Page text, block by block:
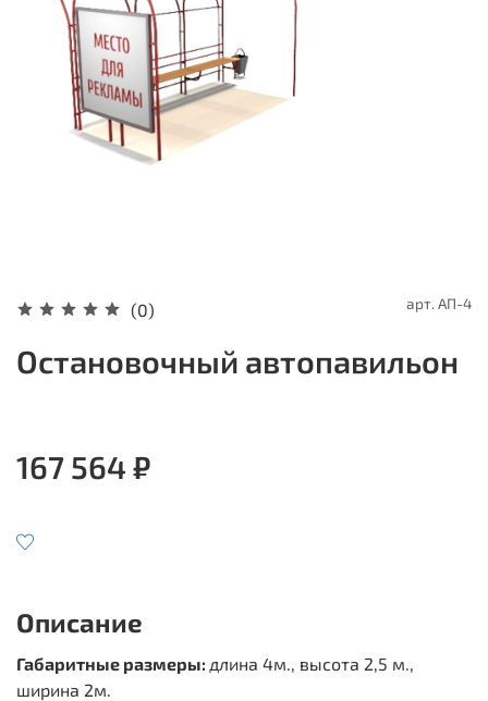
(0) арт. АП-4
Остановочный автопавильон
167 564 ₽
Описание
Габаритные размеры: длина 4м., высота 2,5 м.,
ширина 2м.